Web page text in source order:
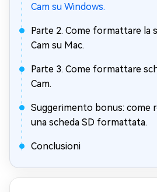
Cam su Windows.
Parte 2. Come formattare la
Cam su Mac.
Parte 3. Come formattare
Cam.
Suggerimento bonus: come
una scheda SD formattata.
Conclusioni